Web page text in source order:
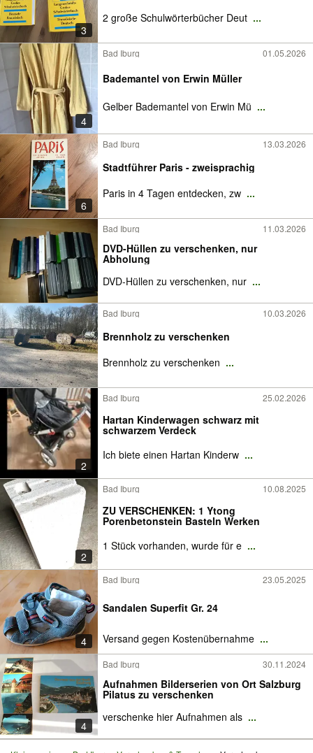
3
2 große Schulwörterbücher Deut ...
4
Bad Iburg 01.05.2026
Bademantel von Erwin Müller
Gelber Bademantel von Erwin Mü ...
6
Bad Iburg 13.03.2026
Stadtführer Paris - zweisprachig
Paris in 4 Tagen entdecken, zw ...
Bad Iburg 11.03.2026
DVD-Hüllen zu verschenken, nur
Abholung
DVD-Hüllen zu verschenken, nur ...
Bad Iburg 10.03.2026
Brennholz zu verschenken
Brennholz zu verschenken ...
2
Bad Iburg 25.02.2026
Hartan Kinderwagen schwarz mit
schwarzem Verdeck
Ich biete einen Hartan Kinderw ...
2
Bad Iburg 10.08.2025
ZU VERSCHENKEN: 1 Ytong
Porenbetonstein Basteln Werken
1 Stück vorhanden, wurde für e ...
4
Bad Iburg 23.05.2025
Sandalen Superfit Gr. 24
Versand gegen Kostenübernahme ...
4
Bad Iburg 30.11.2024
Aufnahmen Bilderserien von Ort Salzburg
Pilatus zu verschenken
verschenke hier Aufnahmen als ...